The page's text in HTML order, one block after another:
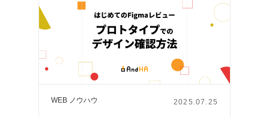
WEB ノウハウ 2025.07.25